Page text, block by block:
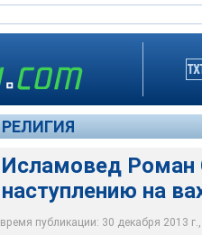
РЕЛИГИЯ
Исламовед Роман
наступлению на
время публикации: 30 декабря 2013
По мнению директора
собора очередные теракты
вопрос о защищенности
террористической угрозе